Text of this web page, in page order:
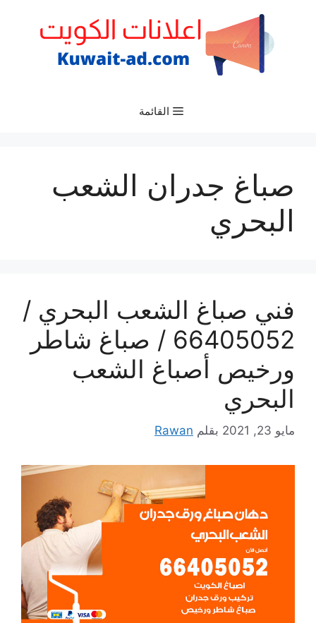
القائمة
صباغ جدران الشعب
البحري
فني صباغ الشعب البحري /
66405052 / صباغ شاطر
ورخيص أصباغ الشعب
البحري
مايو 23, 2021 بقلم Rawan